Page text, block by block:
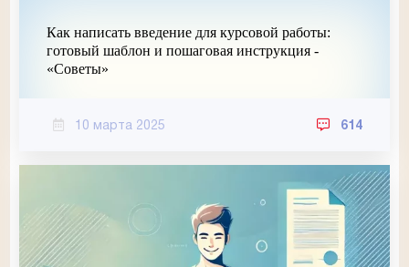
Как написать введение для курсовой работы:
готовый шаблон и пошаговая инструкция -
«Советы»
10 марта 2025 614